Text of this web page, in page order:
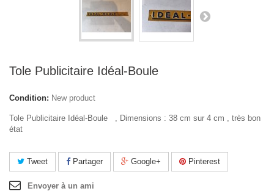
Tole Publicitaire Idéal-Boule
Condition: New product
Tole Publicitaire Idéal-Boule , Dimensions : 38 cm sur 4 cm , très bon
état
Tweet Partager Google+ Pinterest
Envoyer à un ami